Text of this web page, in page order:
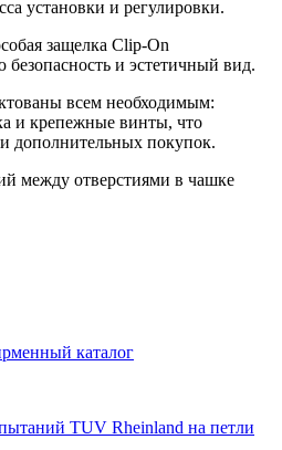
установки и регулировки.
защелка Clip-On
и эстетичный вид.
всем необходимым:
и крепежные винты, что
дополнительных покупок.
между отверстиями в чашке
каталог
TUV Rheinland на петли